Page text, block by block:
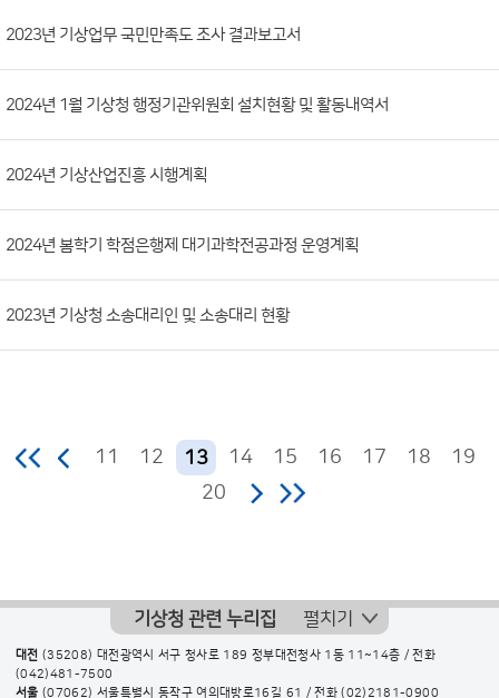
일,
조
회
2023년 기상업무 국민만족도 조사 결과보고서
2024년 1월 기상청 행정기관위원회 설치현황 및 활동내역서
2024년 기상산업진흥 시행계획
2024년 봄학기 학점은행제 대기과학전공과정 운영계획
2023년 기상청 소송대리인 및 소송대리 현황
11 12 13 14 15 16 17 18
19
20
기상청 관련 누리집 펼치기
대전 (35208) 대전광역시 서구 청사로 189 정부대전청사 1동 11~14층 / 전화
(042)481-7500
서울 (07062) 서울특별시 동작구 여의대방로16길 61 / 전화(02)2181-0900